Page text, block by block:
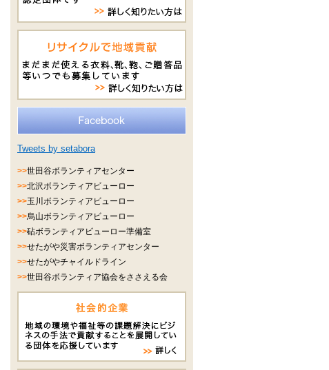
Tweets by setabora
>>世田谷ボランティアセンター
>>北沢ボランティアビューロー
>>玉川ボランティアビューロー
>>烏山ボランティアビューロー
>>砧ボランティアビューロー準備室
>>せたがや災害ボランティアセンター
>>せたがやチャイルドライン
>>世田谷ボランティア協会をささえる会